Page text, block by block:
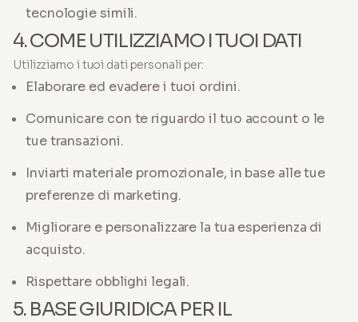
tecnologie simili.
4. COME UTILIZZIAMO I TUOI DATI
Utilizziamo i tuoi dati personali per:
Elaborare ed evadere i tuoi ordini.
Comunicare con te riguardo il tuo account o le
tue transazioni.
Inviarti materiale promozionale, in base alle tue
preferenze di marketing.
Migliorare e personalizzare la tua esperienza di
acquisto.
Rispettare obblighi legali.
5. BASE GIURIDICA PER IL